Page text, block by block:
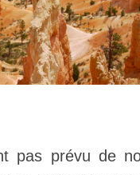
pas prévu de